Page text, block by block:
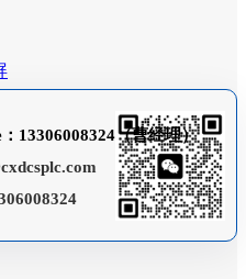
13306008324（曹经理）